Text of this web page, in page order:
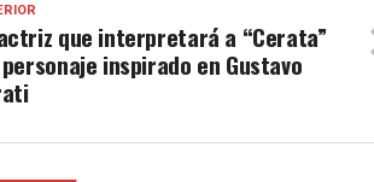
que interpretará a “Cerata”
inspirado en Gustavo